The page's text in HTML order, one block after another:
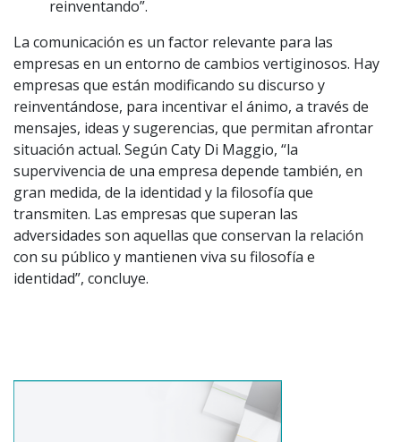
reinventando”.
La comunicación es un factor relevante para las
empresas en un entorno de cambios vertiginosos. Hay
empresas que están modificando su discurso y
reinventándose, para incentivar el ánimo, a través de
mensajes, ideas y sugerencias, que permitan afrontar
situación actual. Según Caty Di Maggio, “la
supervivencia de una empresa depende también, en
gran medida, de la identidad y la filosofía que
transmiten. Las empresas que superan las
adversidades son aquellas que conservan la relación
con su público y mantienen viva su filosofía e
identidad”, concluye.